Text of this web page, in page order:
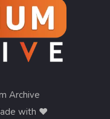
Archive
with ❤︎